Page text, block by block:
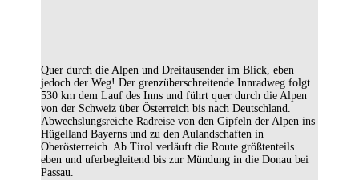
Quer durch die Alpen und Dreitausender im Blick, eben
jedoch der Weg! Der grenzüberschreitende Innradweg folgt
530 km dem Lauf des Inns und führt quer durch die Alpen
von der Schweiz über Österreich bis nach Deutschland.
Abwechslungsreiche Radreise von den Gipfeln der Alpen ins
Hügelland Bayerns und zu den Aulandschaften in
Oberösterreich. Ab Tirol verläuft die Route größtenteils
eben und uferbegleitend bis zur Mündung in die Donau bei
Passau.